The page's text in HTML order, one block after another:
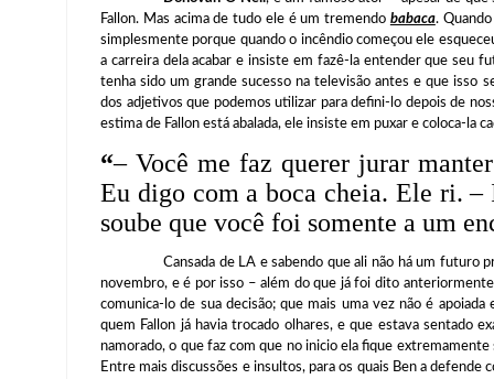
Fallon. Mas acima de tudo ele é um tremendo babaca.
simplesmente porque quando o incêndio começou ele
a carreira dela acabar e insiste em fazê-la entender que seu
tenha sido um grande sucesso na televisão antes e que isso
dos adjetivos que podemos utilizar para defini-lo depois de
estima de Fallon está abalada, ele insiste em puxar e coloca-la
“– Você me faz querer jurar
Eu digo com a boca cheia. Ele ri. –
soube que você foi somente a um
Cansada de LA e sabendo que ali não há um futuro
novembro, e é por isso – além do que já foi dito
comunica-lo de sua decisão; que mais uma vez não é
quem Fallon já havia trocado olhares, e que estava sentado
namorado, o que faz com que no inicio ela fique
Entre mais discussões e insultos, para os quais Ben a